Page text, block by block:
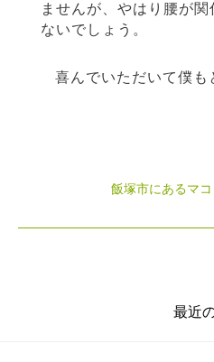
ませんが、やはり腰が関
ないでしょう。
喜んでいただいて僕も
飯塚市にあるマ
最近